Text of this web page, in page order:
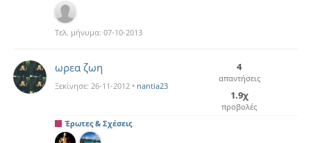
Τελ. μήνυμα: 07-10-2013
ωρεα ζωη
Ξεκίνησε: 26-11-2012 • nantia23
4
απαντήσεις
1.9χ
προβολές
Έρωτες & Σχέσεις